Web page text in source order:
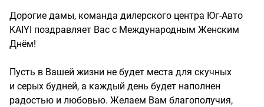
Дорогие дамы, команда дилерского центра Юг-Авто
KAIYI поздравляет Вас с Международным Женским
Днём!
Пусть в Вашей жизни не будет места для скучных
и серых будней, а каждый день будет наполнен
радостью и любовью. Желаем Вам благополучия,